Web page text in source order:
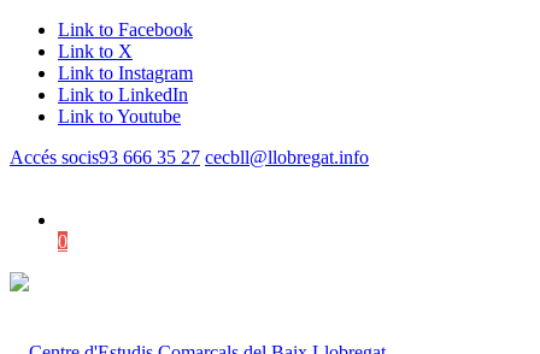
Link to Facebook
Link to X
Link to Instagram
Link to LinkedIn
Link to Youtube
Accés socis93 666 35 27 cecbll@llobregat.info
0